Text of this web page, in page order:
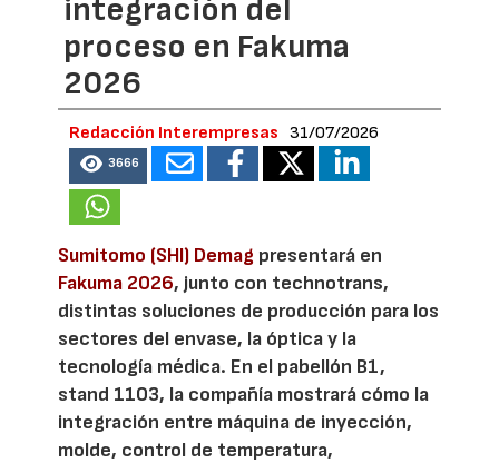
integración del
proceso en Fakuma
2026
Redacción Interempresas 31/07/2026
3666
Sumitomo (SHI) Demag presentará en
Fakuma 2026, junto con technotrans,
distintas soluciones de producción para los
sectores del envase, la óptica y la
tecnología médica. En el pabellón B1,
stand 1103, la compañía mostrará cómo la
integración entre máquina de inyección,
molde, control de temperatura,